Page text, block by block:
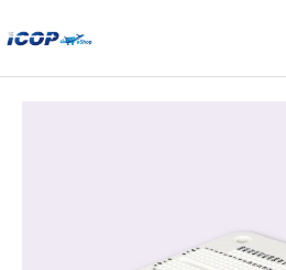
容
を